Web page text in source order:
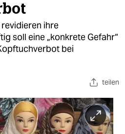
ihre
soll eine „konkrete Gefahr“
bei
teilen